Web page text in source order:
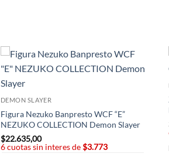
DEMON SLAYER
Figura Nezuko Banpresto WCF “E”
NEZUKO COLLECTION Demon Slayer
$22.635,00
6 cuotas sin interes de$3.773